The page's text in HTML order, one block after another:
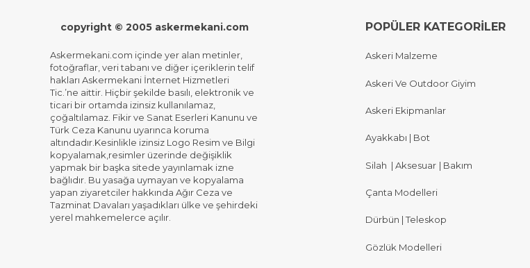
copyright © 2005 askermekani.com
Askermekani.com içinde yer alan metinler,
fotoğraflar, veri tabanı ve diğer içeriklerin telif
hakları Askermekani İnternet Hizmetleri
Tic.’ne aittir. Hiçbir şekilde basılı, elektronik ve
ticari bir ortamda izinsiz kullanılamaz,
çoğaltılamaz. Fikir ve Sanat Eserleri Kanunu ve
Türk Ceza Kanunu uyarınca koruma
altındadır.Kesinlikle izinsiz Logo Resim ve Bilgi
kopyalamak,resimler üzerinde değişiklik
yapmak bir başka sitede yayınlamak izne
bağlıdır. Bu yasağa uymayan ve kopyalama
yapan ziyaretciler hakkında Ağır Ceza ve
Tazminat Davaları yaşadıkları ülke ve şehirdeki
yerel mahkemelerce açılır.
POPÜLER KATEGORİLER
Askeri Malzeme
Askeri Ve Outdoor Giyim
Askeri Ekipmanlar
Ayakkabı | Bot
Silah | Aksesuar | Bakım
Çanta Modelleri
Dürbün | Teleskop
Gözlük Modelleri